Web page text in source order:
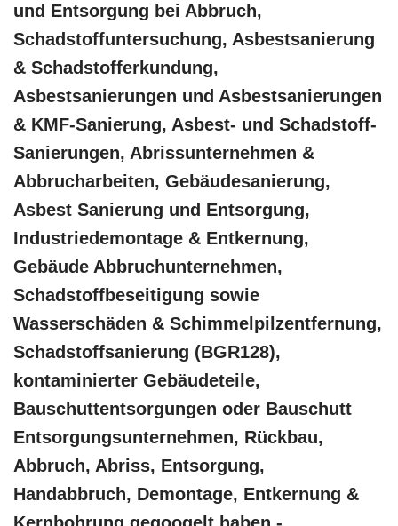
und Entsorgung bei Abbruch,
Schadstoffuntersuchung, Asbestsanierung
& Schadstofferkundung,
Asbestsanierungen und Asbestsanierungen
& KMF-Sanierung, Asbest- und Schadstoff-
Sanierungen, Abrissunternehmen &
Abbrucharbeiten, Gebäudesanierung,
Asbest Sanierung und Entsorgung,
Industriedemontage & Entkernung,
Gebäude Abbruchunternehmen,
Schadstoffbeseitigung sowie
Wasserschäden & Schimmelpilzentfernung,
Schadstoffsanierung (BGR128),
kontaminierter Gebäudeteile,
Bauschuttentsorgungen oder Bauschutt
Entsorgungsunternehmen, Rückbau,
Abbruch, Abriss, Entsorgung,
Handabbruch, Demontage, Entkernung &